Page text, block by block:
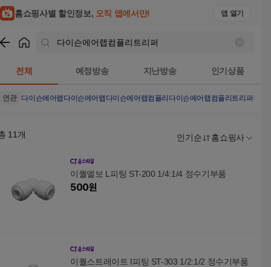
홈쇼핑사별 할인정보, 오직 앱에서만! 앱 열기
전체 예정방송 지난방송 인기상품
연관 다이슨에어랩 다이슨에어랩 다이슨에어랩컴플리 다이슨에어랩컴플리트리퍼컴플
11 개 인기순 홈쇼핑사
이퀄엘보 L피팅 ST-200 1/4:1/4 정수기부품
500원
이퀄스트레이트 I피팅 ST-303 1/2:1/2 정수기부품